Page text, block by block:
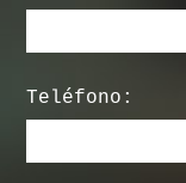
Teléfono: